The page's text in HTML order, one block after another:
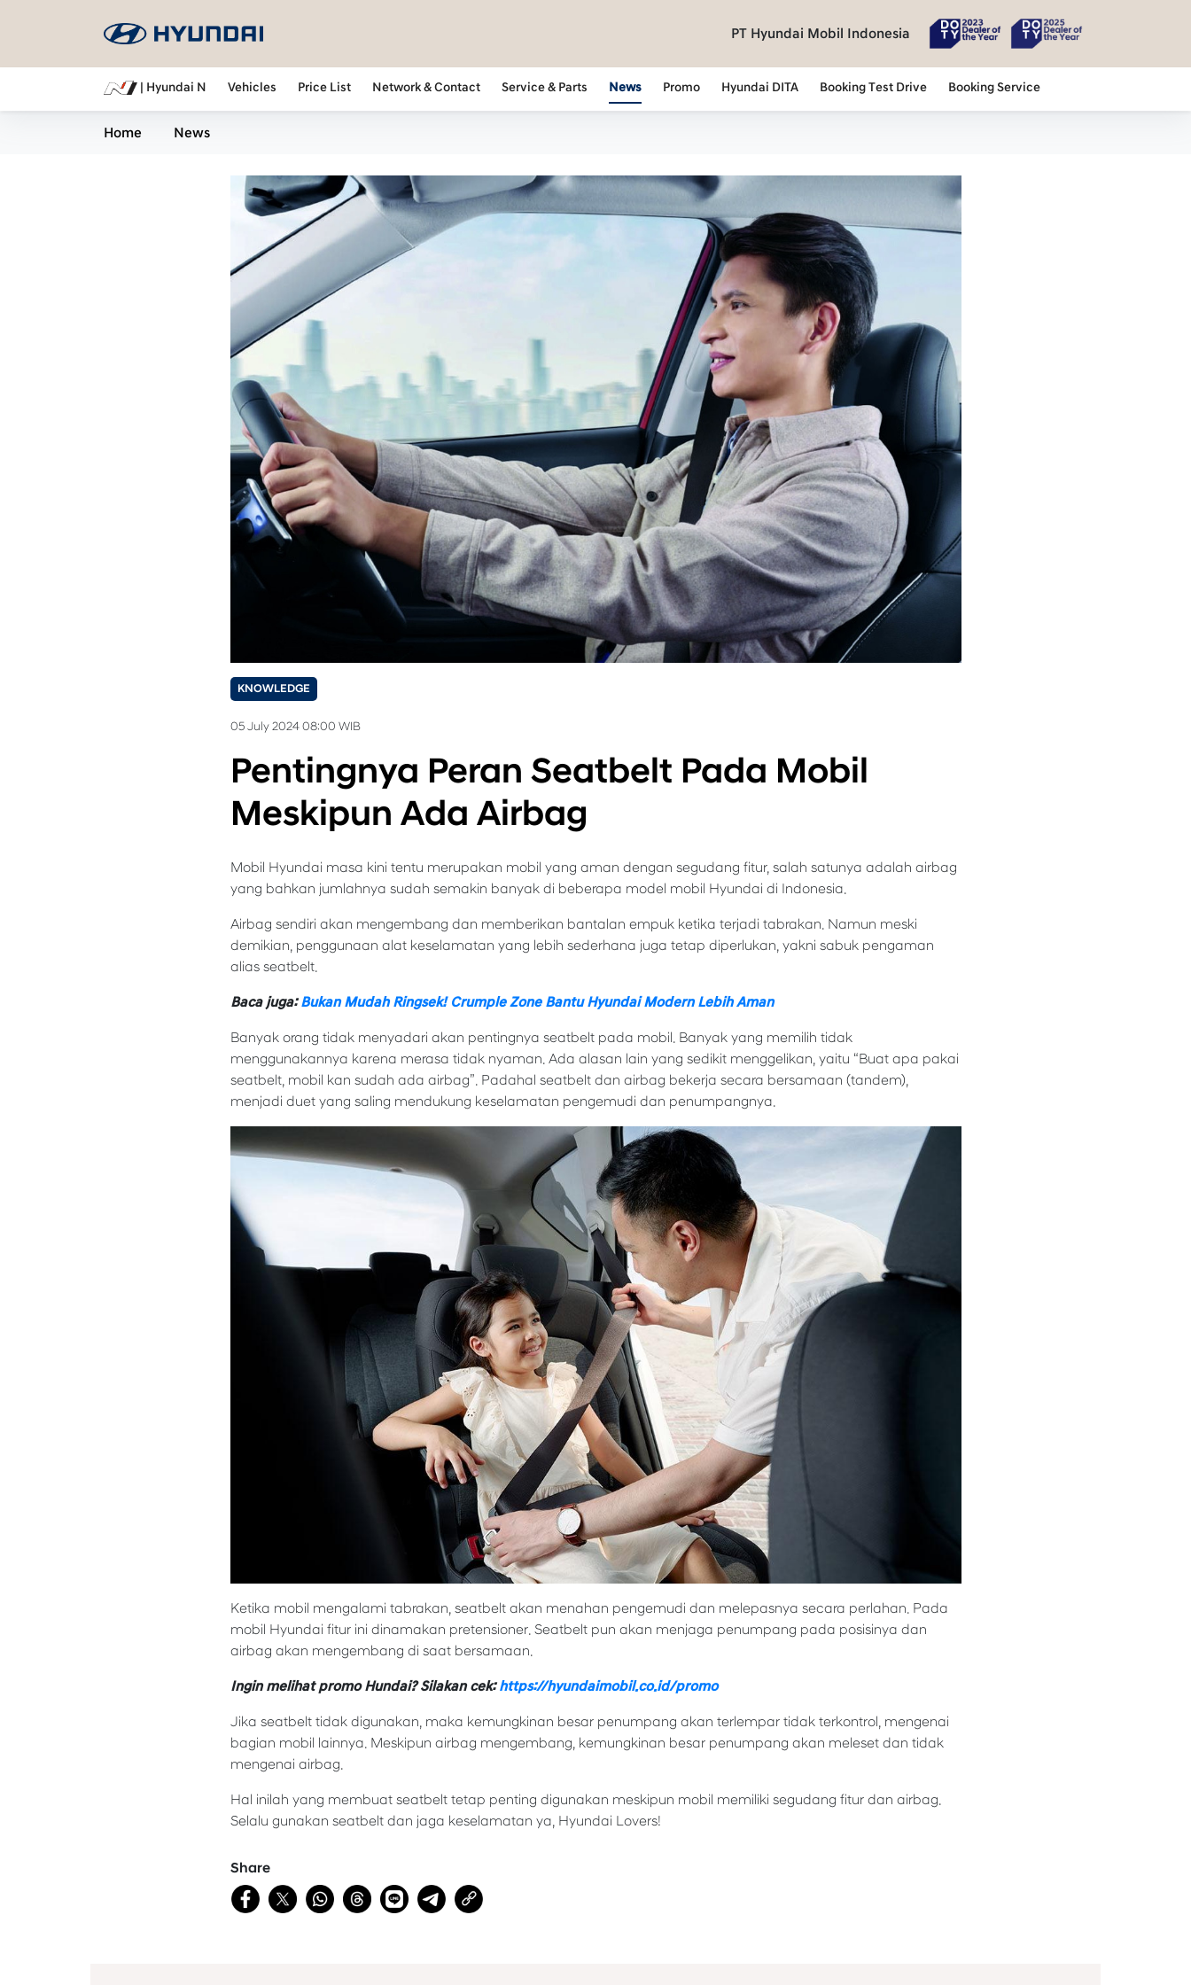
PT Hyundai Mobil Indonesia
| Hyundai N Vehicles Price List Network & Contact Service & Parts News Promo Hyundai DITA Booking Test Drive Booking Service
Home News
KNOWLEDGE
05 July 2024 08:00 WIB
Pentingnya Peran Seatbelt Pada Mobil
Meskipun Ada Airbag
Mobil Hyundai masa kini tentu merupakan mobil yang aman dengan segudang fitur, salah satunya adalah airbag
yang bahkan jumlahnya sudah semakin banyak di beberapa model mobil Hyundai di Indonesia.
Airbag sendiri akan mengembang dan memberikan bantalan empuk ketika terjadi tabrakan. Namun meski
demikian, penggunaan alat keselamatan yang lebih sederhana juga tetap diperlukan, yakni sabuk pengaman
alias seatbelt.
Baca juga:Bukan Mudah Ringsek! Crumple Zone Bantu Hyundai Modern Lebih Aman
Banyak orang tidak menyadari akan pentingnya seatbelt pada mobil. Banyak yang memilih tidak
menggunakannya karena merasa tidak nyaman. Ada alasan lain yang sedikit menggelikan, yaitu “Buat apa pakai
seatbelt, mobil kan sudah ada airbag”. Padahal seatbelt dan airbag bekerja secara bersamaan (tandem),
menjadi duet yang saling mendukung keselamatan pengemudi dan penumpangnya.
Ketika mobil mengalami tabrakan, seatbelt akan menahan pengemudi dan melepasnya secara perlahan. Pada
mobil Hyundai fitur ini dinamakan pretensioner. Seatbelt pun akan menjaga penumpang pada posisinya dan
airbag akan mengembang di saat bersamaan.
Ingin melihat promo Hundai? Silakan cek:https://hyundaimobil.co.id/promo
Jika seatbelt tidak digunakan, maka kemungkinan besar penumpang akan terlempar tidak terkontrol, mengenai
bagian mobil lainnya. Meskipun airbag mengembang, kemungkinan besar penumpang akan meleset dan tidak
mengenai airbag.
Hal inilah yang membuat seatbelt tetap penting digunakan meskipun mobil memiliki segudang fitur dan airbag.
Selalu gunakan seatbelt dan jaga keselamatan ya, Hyundai Lovers!
Share